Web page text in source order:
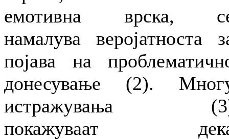
емотивна врска,
намалува веројатноста
појава на
донесување (2).
истражувања
покажуваат